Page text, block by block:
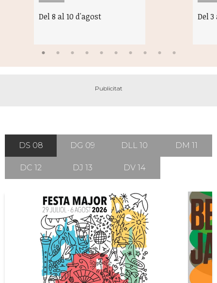
Del 8 al 10 d'agost Del
DS 08 DG 09 DLL 10 DM 11
DC 12 DJ 13 DV 14